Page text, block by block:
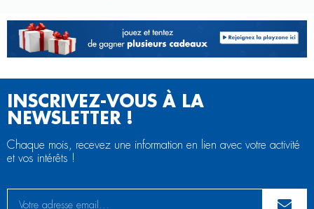
INSCRIVEZ-VOUS À LA
NEWSLETTER !
Chaque mois, recevez une information en lien avec votre activité
et vos intérêts !